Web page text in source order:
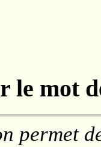
le mot
permet